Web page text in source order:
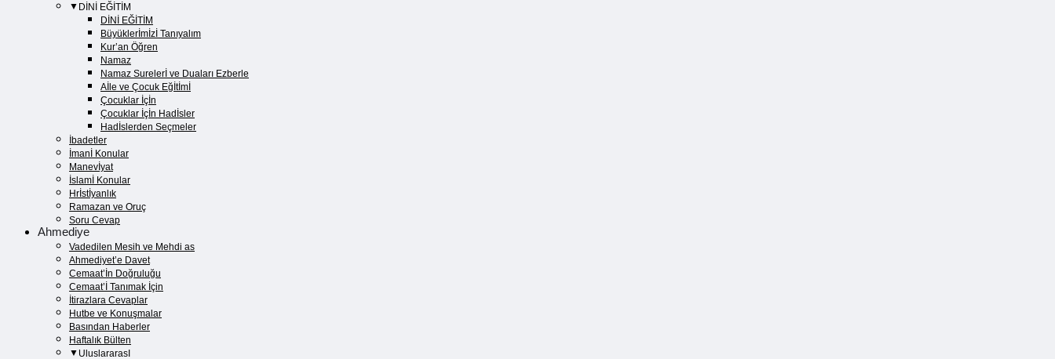
DİNİ EĞİTİM
DİNİ EĞİTİM
Büyüklerİmİzİ Tanıyalım
Kur’an Öğren
Namaz
Namaz Surelerİ ve Duaları Ezberle
Aİle ve Çocuk Eğİtİmİ
Çocuklar İçİn
Çocuklar İçİn Hadİsler
Hadİslerden Seçmeler
İbadetler
İmanİ Konular
Manevİyat
İslamİ Konular
Hrİstİyanlık
Ramazan ve Oruç
Soru Cevap
Ahmediye
Vadedilen Mesih ve Mehdi as
Ahmediyet’e Davet
Cemaat’İn Doğruluğu
Cemaat’İ Tanımak İçin
İtirazlara Cevaplar
Hutbe ve Konuşmalar
Basından Haberler
Haftalık Bülten
UluslararasI